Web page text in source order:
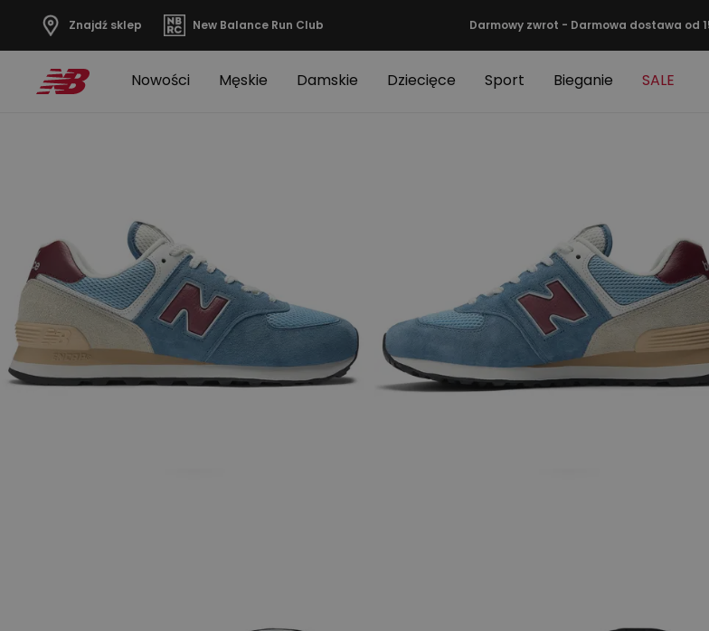
Znajdź sklep New Balance Run Club Darmowy zwrot - Darmowa dostawa od
Nowości Męskie Damskie Dziecięce Sport Bieganie SALE